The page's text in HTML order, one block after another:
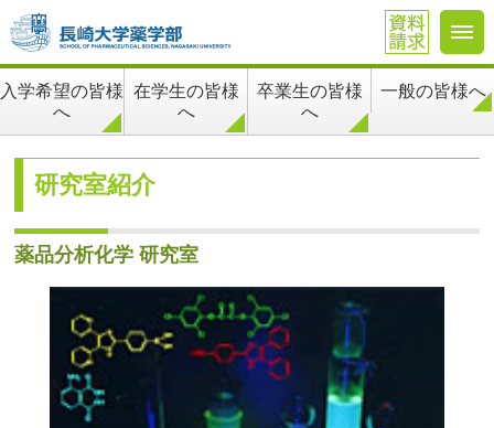
入学希望の皆様
へ
在学生の皆様
へ
卒業生の皆様
へ
一般の皆様へ
研究室紹介
薬品分析化学 研究室